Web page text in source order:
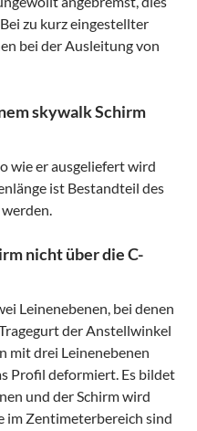
zu kurz eingestellter
bei der Ausleitung von
skywalk Schirm
wie er ausgeliefert wird
ist Bestandteil des
nicht über die C-
Leinenebenen, bei denen
der Anstellwinkel
mit drei Leinenebenen
Profil deformiert. Es bildet
und der Schirm wird
im Zentimeterbereich sind